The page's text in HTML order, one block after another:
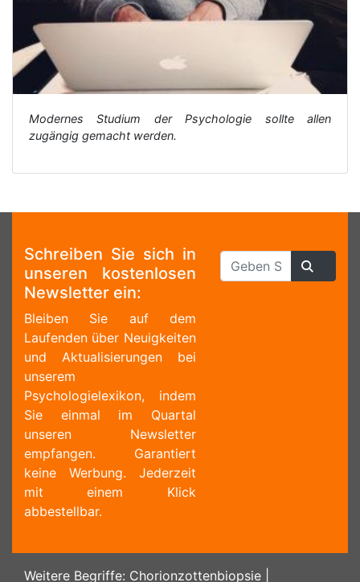
Modernes Studium der Psychologie sollte allen
zugängig gemacht werden.
Schreiben Sie sich in
unseren kostenlosen
Newsletter ein:
Bleiben Sie auf dem
Laufenden über Neuigkeiten
und Aktualisierungen bei
unserem
Psychologielexikon, indem
Sie einmal im Quartal
unseren Newsletter
empfangen. Garantiert
keine Werbung. Jederzeit
mit einem Klick
abbestellbar.
Weitere Begriffe: Chorionzottenbiopsie